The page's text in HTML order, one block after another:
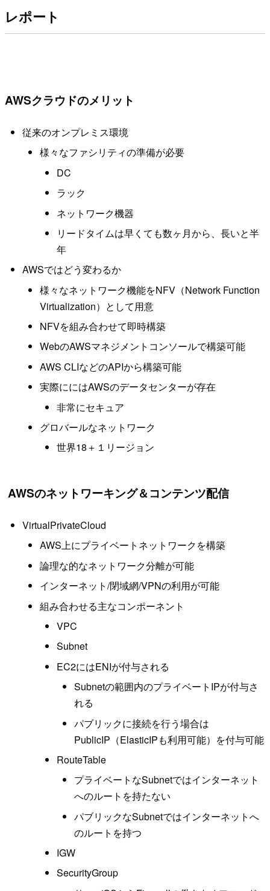
レポート
AWSクラウドのメリット
従来のオンプレミス環境
様々なファシリティの準備が必要
DC
ラック
ネットワーク機器
リードタイムは早くても数ヶ月から、長いと半
年
AWSではどう変わるか
様々なネットワーク機能をNFV（Network Function
Virtualization）として用意
NFVを組み合わせて即時構築
WebのAWSマネジメントコンソールで構築可能
AWS CLIなどのAPIから構築可能
実際ににはAWSのデータセンターが存在
非常にセキュア
グロバールなネットワーク
世界18＋１リージョン
AWSのネットワーキング＆コンテンツ配信
VirtualPrivateCloud
AWS上にプライベートネットワークを構築
論理な的なネットワーク分離が可能
インターネット/閉域網/VPNの利用が可能
組み合わせる主なコンポーネント
VPC
Subnet
EC2にはENIが付与される
Subnetの範囲内のプライベートIPが付与さ
れる
パブリックに接続を行う場合は
PublicIP（ElasticIPも利用可能）を付与可能
RouteTable
プライベートなSubnetではインターネット
へのルートを持たない
パブリックなSubnetではインターネットへ
のルートを持つ
IGW
SecurityGroup